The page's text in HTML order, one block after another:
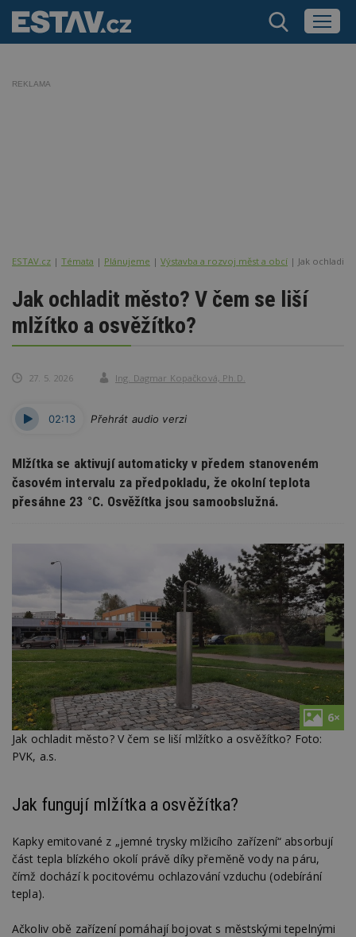
REKLAMA
ESTAV.cz Témata Plánujeme Výstavba a rozvoj měst a obcí Jak ochladit
Jak ochladit město? V čem se liší
mlžítko a osvěžítko?
27. 5. 2026 Ing. Dagmar Kopačková, Ph.D.
02:13 Přehrát audio verzi
Mlžítka se aktivují automaticky v předem stanoveném
časovém intervalu za předpokladu, že okolní teplota
přesáhne 23 °C. Osvěžítka jsou samoobslužná.
6×
Jak ochladit město? V čem se liší mlžítko a osvěžítko? Foto:
PVK, a.s.
Jak fungují mlžítka a osvěžítka?
Kapky emitované z „jemné trysky mlžicího zařízení“ absorbují
část tepla blízkého okolí právě díky přeměně vody na páru,
čímž dochází k pocitovému ochlazování vzduchu (odebírání
tepla).
Ačkoliv obě zařízení pomáhají bojovat s městskými tepelnými